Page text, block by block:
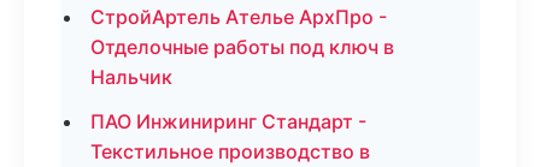
СтройАртель Ателье АрхПро -
Отделочные работы под ключ в
Нальчик
ПАО Инжиниринг Стандарт -
Текстильное производство в